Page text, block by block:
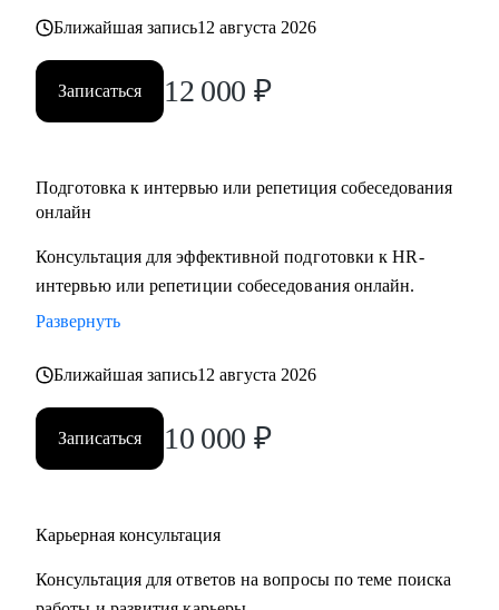
Ближайшая запись12 августа 2026
Записаться 12 000 ₽
Подготовка к интервью или репетиция собеседования
онлайн
Консультация для эффективной подготовки к HR-
интервью или репетиции собеседования онлайн.
Развернуть
Ближайшая запись12 августа 2026
Записаться 10 000 ₽
Карьерная консультация
Консультация для ответов на вопросы по теме поиска